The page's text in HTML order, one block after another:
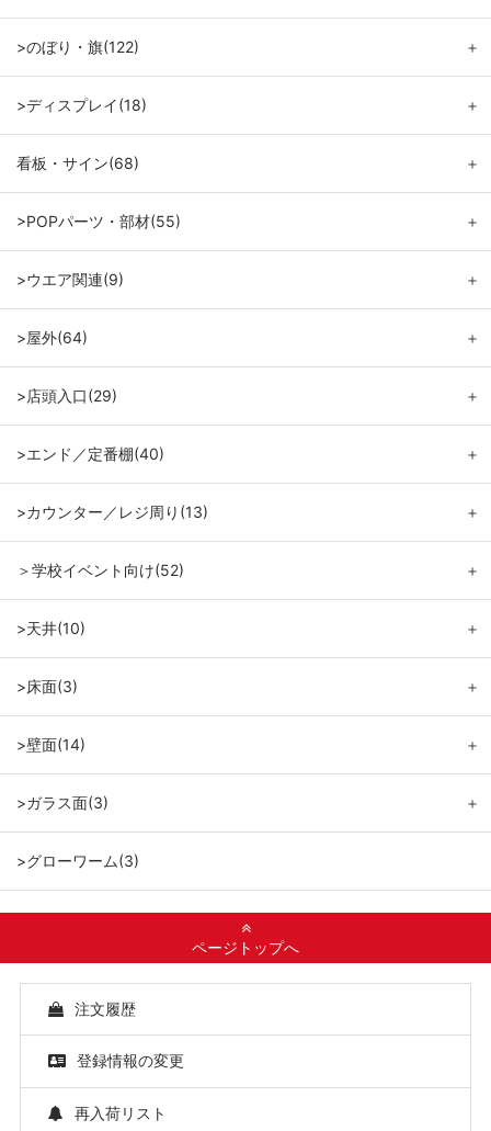
>のぼり・旗(122) ＋
>ディスプレイ(18) ＋
看板・サイン(68) ＋
>POPパーツ・部材(55) ＋
>ウエア関連(9) ＋
>屋外(64) ＋
>店頭入口(29) ＋
>エンド／定番棚(40) ＋
>カウンター／レジ周り(13) ＋
＞学校イベント向け(52) ＋
>天井(10) ＋
>床面(3) ＋
>壁面(14) ＋
>ガラス面(3) ＋
>グローワーム(3)
ページトップへ
注文履歴
登録情報の変更
再入荷リスト